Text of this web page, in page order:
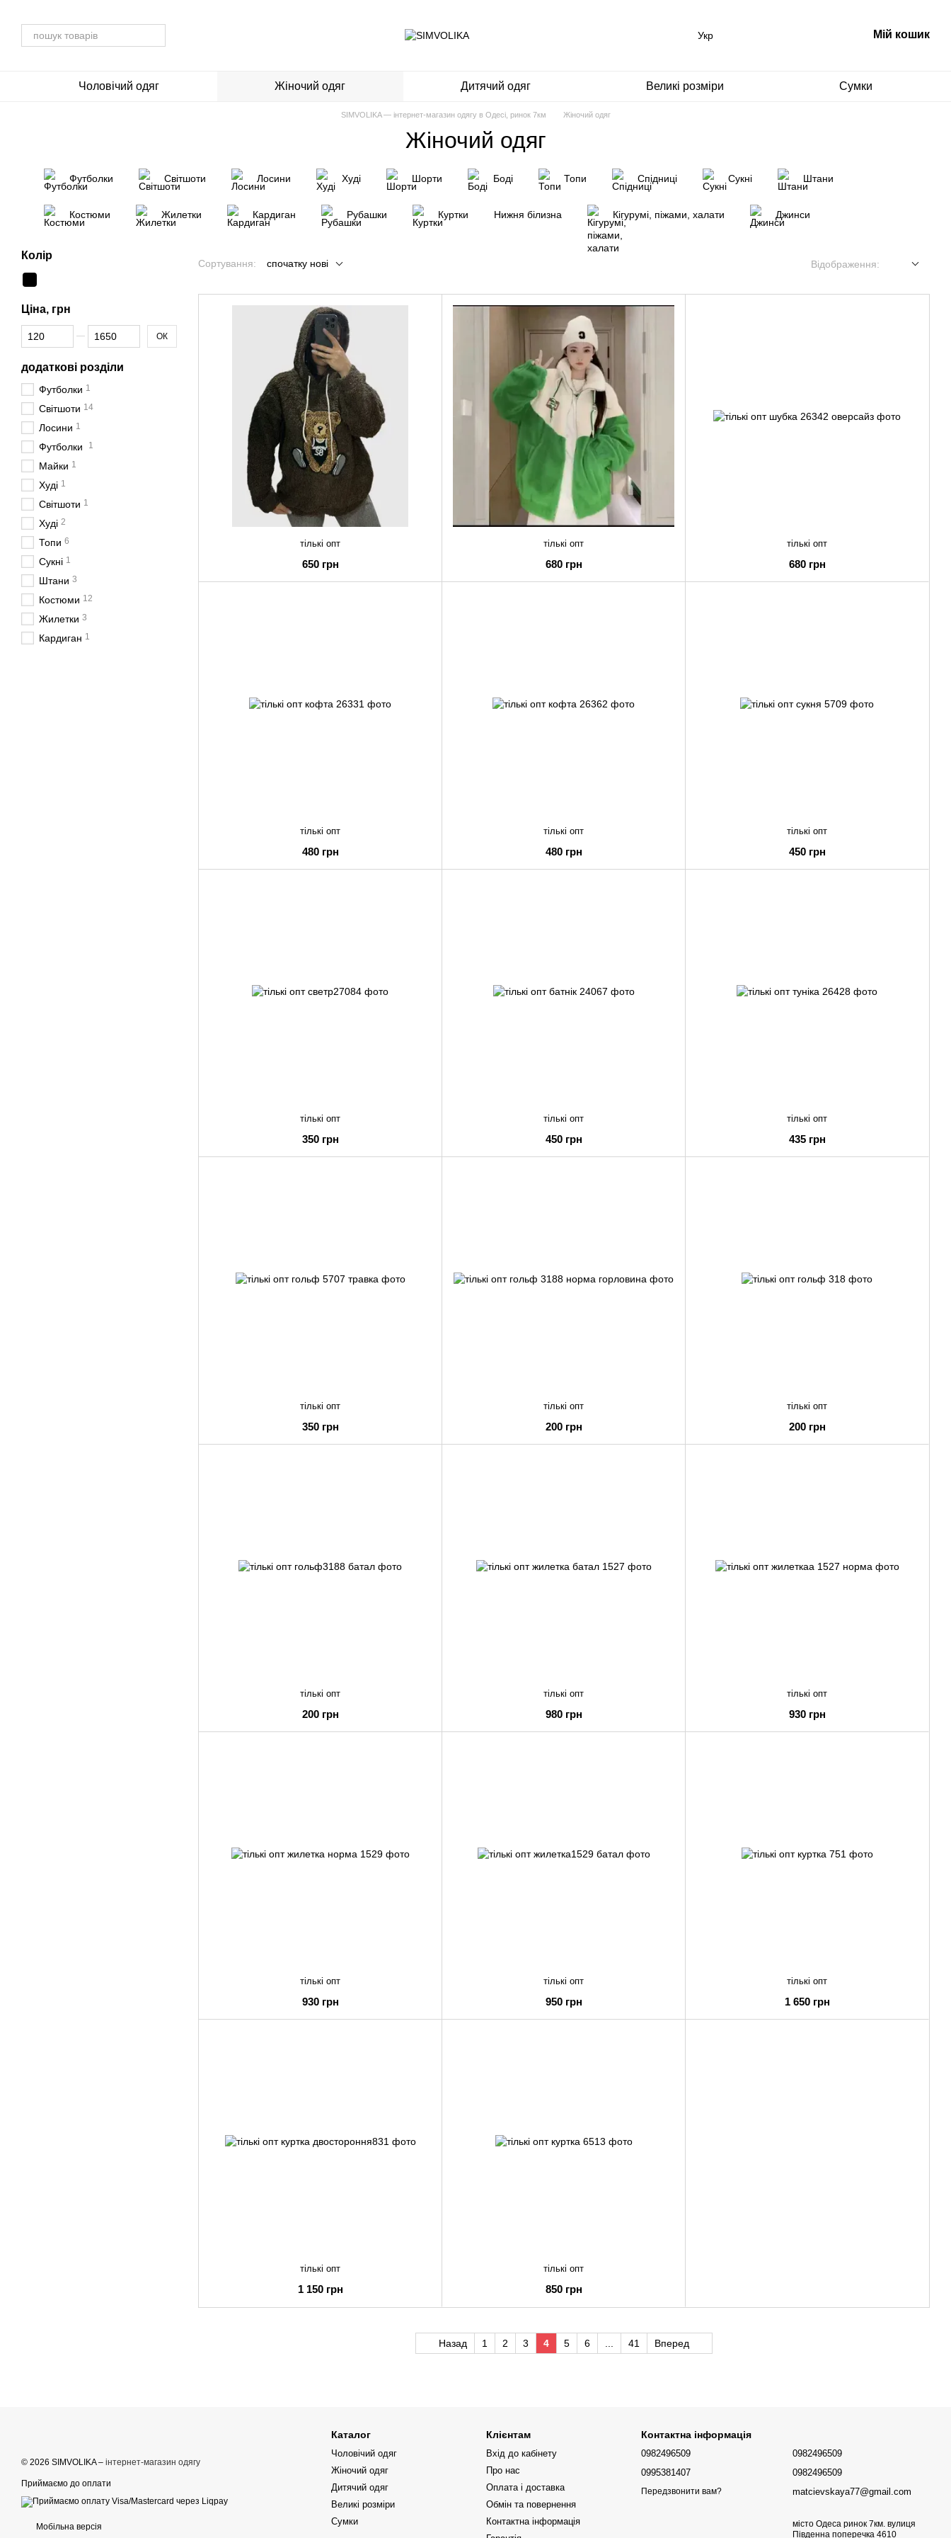
Укр Мій кошик
Чоловічий одяг Жіночий одяг Дитячий одяг Великі розміри Сумки
SIMVOLIKA — інтернет-магазин одягу в Одесі, ринок 7км Жіночий одяг
Жіночий одяг
Футболки Світшоти Лосини Худі Шорти Боді Топи Спідниці Сукні Штани
Костюми Жилетки Кардиган Рубашки Куртки Нижня білизна Кігурумі, піжами, халати Джинси
Сортування: спочатку нові Відображення:
тількі опт
650 грн
тількі опт
680 грн
тількі опт
680 грн
тількі опт
480 грн
тількі опт
480 грн
тількі опт
450 грн
тількі опт
350 грн
тількі опт
450 грн
тількі опт
435 грн
тількі опт
350 грн
тількі опт
200 грн
тількі опт
200 грн
тількі опт
200 грн
тількі опт
980 грн
тількі опт
930 грн
тількі опт
930 грн
тількі опт
950 грн
тількі опт
1 650 грн
тількі опт
1 150 грн
тількі опт
850 грн
Назад 1 2 3 4 5 6 41 Вперед
Колір
Ціна, грн
Від Ціна, грн
До Ціна, грн ОК
додаткові розділи
Футболки 1
Світшоти 14
Лосини 1
Футболки 1
Майки 1
Худі 1
Світшоти 1
Худі 2
Топи 6
Сукні 1
Штани 3
Костюми 12
Жилетки 3
Кардиган 1
© 2026 SIMVOLIKA – інтернет-магазин одягу
Приймаємо до оплати
Мобільна версія
Каталог
Чоловічий одяг
Жіночий одяг
Дитячий одяг
Великі розміри
Сумки
Клієнтам
Вхід до кабінету
Про нас
Оплата і доставка
Обмін та повернення
Контактна інформація
Контактна інформація
0982496509
0995381407
Передзвонити вам?
0982496509
0982496509
matcievskaya77@gmail.com
місто Одеса ринок 7км. вулиця
Південна поперечка 4610